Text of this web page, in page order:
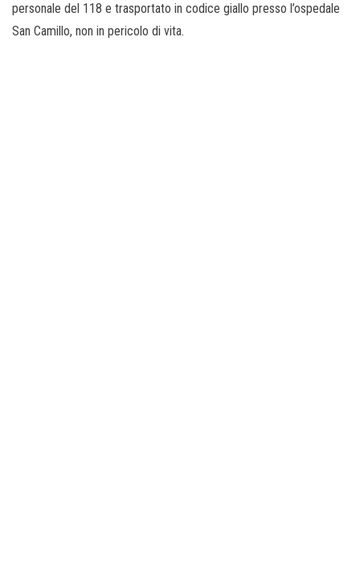
personale del 118 e trasportato in codice giallo presso l’ospedale
San Camillo, non in pericolo di vita.